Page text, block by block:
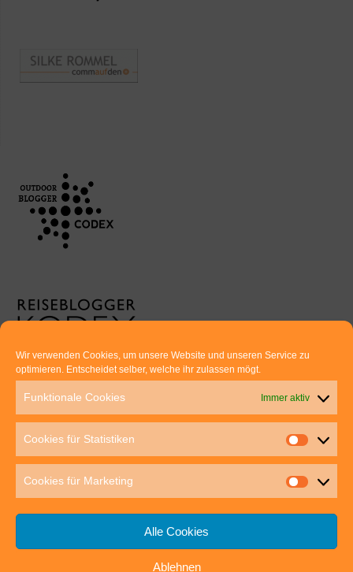
Wir verwenden Cookies, um unsere Website und unseren Service zu
optimieren. Entscheidet selber, welche ihr zulassen mögt.
Funktionale Cookies Immer aktiv
Cookies für Statistiken
Cookies für Marketing
Alle Cookies
Ablehnen
Euer direkter Draht zu uns:
Thomas Rathay und Silke Rommel
70563 Stuttgart
post@outdoor-hochgenuss.de